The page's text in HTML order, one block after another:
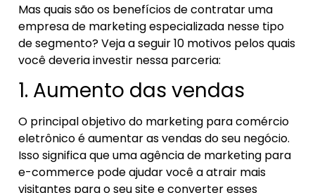
Mas quais são os benefícios de contratar uma
empresa de marketing especializada nesse tipo
de segmento? Veja a seguir 10 motivos pelos quais
você deveria investir nessa parceria:
1. Aumento das vendas
O principal objetivo do marketing para comércio
eletrônico é aumentar as vendas do seu negócio.
Isso significa que uma agência de marketing para
e-commerce pode ajudar você a atrair mais
visitantes para o seu site e converter esses